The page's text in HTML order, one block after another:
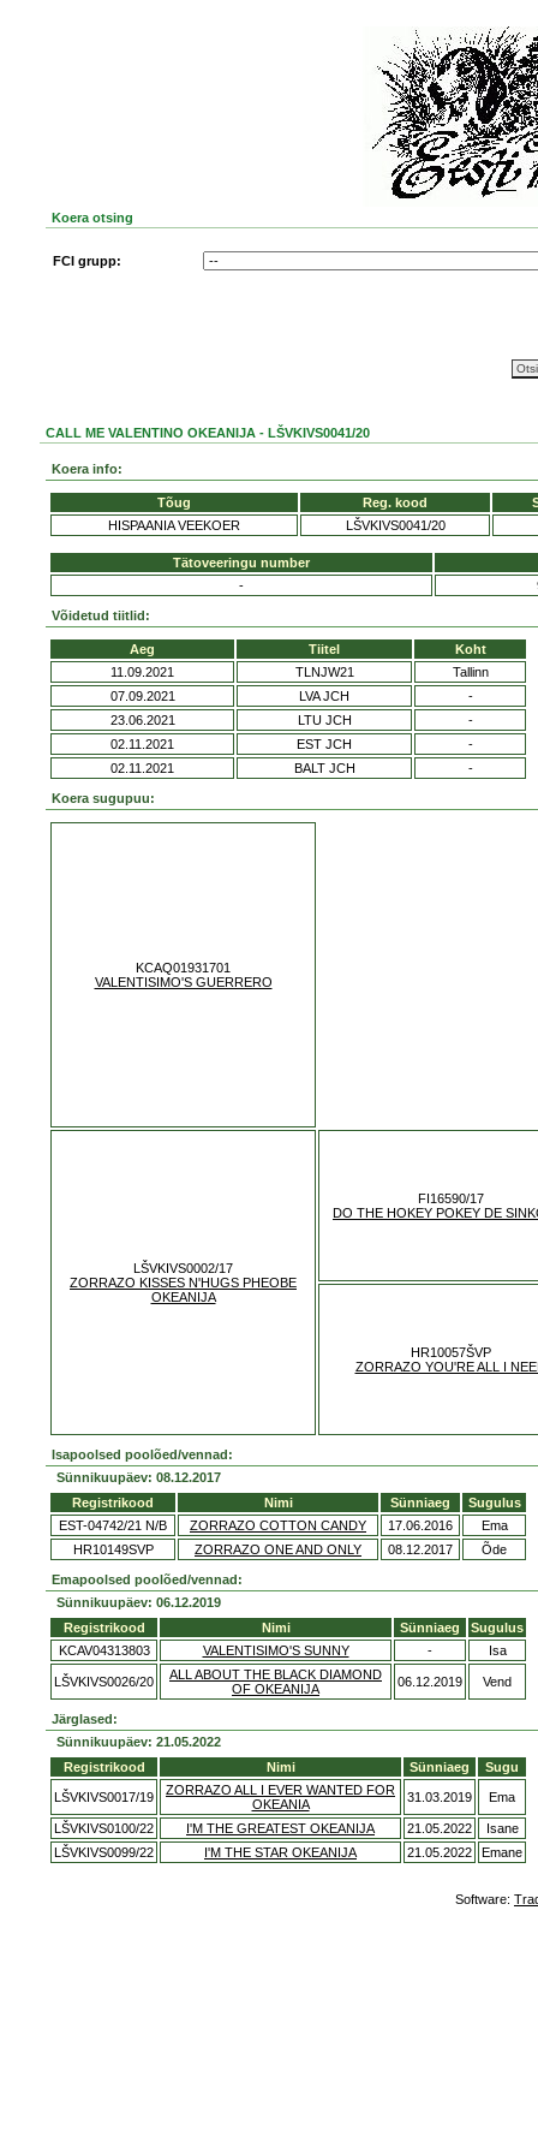
Koera otsing
FCI grupp:
CALL ME VALENTINO OKEANIJA - LŠVKIVS0041/20
Koera info:
Tõug Reg. kood
HISPAANIA VEEKOER
LŠVKIVS0041/20
Tätoveeringu number
-
Võidetud tiitlid:
Aeg Tiitel
Koht
11.09.2021
TLNJW21
Tallinn
07.09.2021
LVA JCH
-
23.06.2021
LTU JCH
-
02.11.2021
EST JCH
-
02.11.2021
BALT JCH -
Koera sugupuu:
KCAQ01931701
VALENTISIMO'S GUERRERO
LŠVKIVS0002/17
ZORRAZO KISSES N'HUGS PHEOBE
OKEANIJA
FI16590/17
DO THE HOKEY POKEY DE
HR10057ŠVP
ZORRAZO YOU'RE ALL I
Isapoolsed poolõed/vennad:
Sünnikuupäev: 08.12.2017
Registrikood
Nimi Sünniaeg
Sugulus
EST-04742/21 N/B
ZORRAZO COTTON CANDY 17.06.2016
Ema
HR10149SVP
ZORRAZO ONE AND ONLY 08.12.2017 Õde
Emapoolsed poolõed/vennad:
Sünnikuupäev: 06.12.2019
Registrikood
Nimi Sünniaeg
Sugulus
KCAV04313803
VALENTISIMO'S SUNNY - Isa
LŠVKIVS0026/20
ALL ABOUT THE BLACK DIAMOND
OF OKEANIJA
06.12.2019 Vend
Järglased:
Sünnikuupäev: 21.05.2022
Registrikood
Nimi Sünniaeg Sugu
LŠVKIVS0017/19
ZORRAZO ALL I EVER WANTED FOR
OKEANIA
31.03.2019 Ema
LŠVKIVS0100/22 I'M THE GREATEST OKEANIJA 21.05.2022
Isane
LŠVKIVS0099/22
I'M THE STAR OKEANIJA 21.05.2022 Emane
Software: